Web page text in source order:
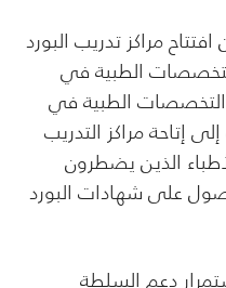
مراكز تدريب البورد
الطبية في
الطبية في
إتاحة مراكز التدريب
الذين يضطرون
على شهادات البورد
دعم السلطة